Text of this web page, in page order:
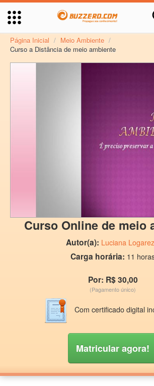
Página Inicial / Meio Ambiente /
Curso a Distância de meio ambiente
Curso Online de meio
Autor(a): Luciana
Carga horária: 11
Por: R$ 30,00
(Pagamento único)
Com certificado digital
Matricular agora!